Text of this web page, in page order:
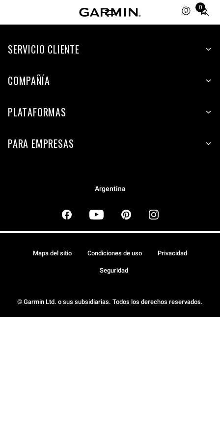
0
Total
items
cart:
SERVICIO CLIENTE
COMPAÑÍA
PLATAFORMAS
PARA EMPRESAS
Argentina
© Garmin Ltd. o sus subsidiarias. Todos los derechos reservados.
Mapa del sitio Condiciones de uso Privacidad
Seguridad